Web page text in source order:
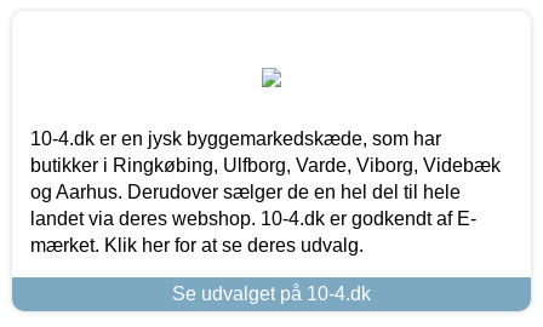
10-4.dk er en jysk byggemarkedskæde, som har
butikker i Ringkøbing, Ulfborg, Varde, Viborg, Videbæk
og Aarhus. Derudover sælger de en hel del til hele
landet via deres webshop. 10-4.dk er godkendt af E-
mærket. Klik her for at se deres udvalg.
Se udvalget på 10-4.dk